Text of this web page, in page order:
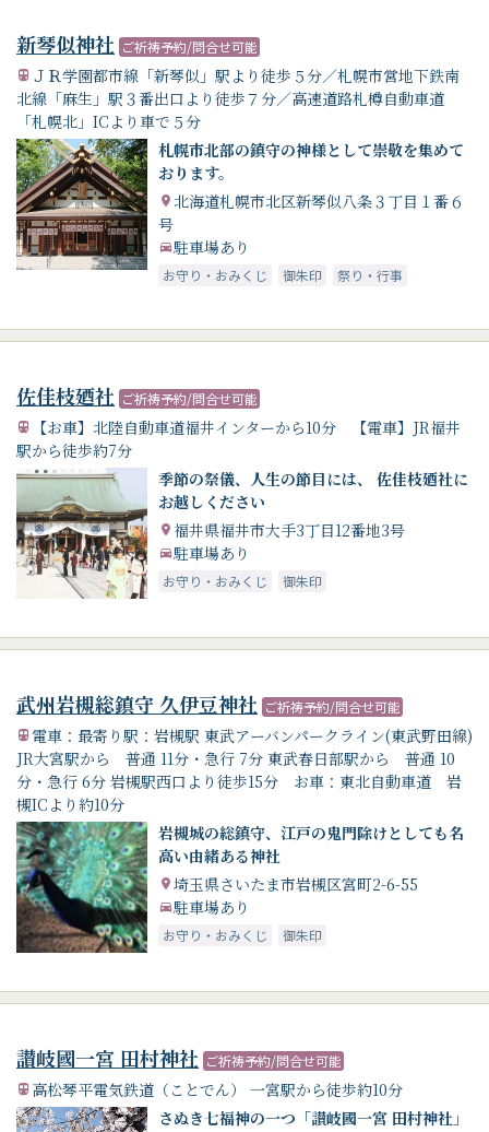
新琴似神社 ご祈祷予約/問合せ可能
ＪＲ学園都市線「新琴似」駅より徒歩５分／札幌市営地下鉄南
北線「麻生」駅３番出口より徒歩７分／高速道路札樽自動車道
「札幌北」ICより車で５分
札幌市北部の鎮守の神様として崇敬を集めて
おります。
北海道札幌市北区新琴似八条３丁目１番６
号
駐車場あり
お守り・おみくじ 御朱印 祭り・行事
佐佳枝廼社 ご祈祷予約/問合せ可能
【お車】北陸自動車道福井インターから10分 【電車】JR福井
駅から徒歩約7分
季節の祭儀、人生の節目には、 佐佳枝廼社に
お越しください
福井県福井市大手3丁目12番地3号
駐車場あり
お守り・おみくじ 御朱印
武州岩槻総鎮守 久伊豆神社 ご祈祷予約/問合せ可能
電車：最寄り駅：岩槻駅 東武アーバンパークライン(東武野田線)
JR大宮駅から 普通 11分・急行 7分 東武春日部駅から 普通 10
分・急行 6分 岩槻駅西口より徒歩15分 お車：東北自動車道 岩
槻ICより約10分
岩槻城の総鎮守、江戸の鬼門除けとしても名
高い由緒ある神社
埼玉県さいたま市岩槻区宮町2-6-55
駐車場あり
お守り・おみくじ 御朱印
讃岐國一宮 田村神社 ご祈祷予約/問合せ可能
高松琴平電気鉄道（ことでん） 一宮駅から徒歩約10分
さぬき七福神の一つ「讃岐國一宮 田村神社」